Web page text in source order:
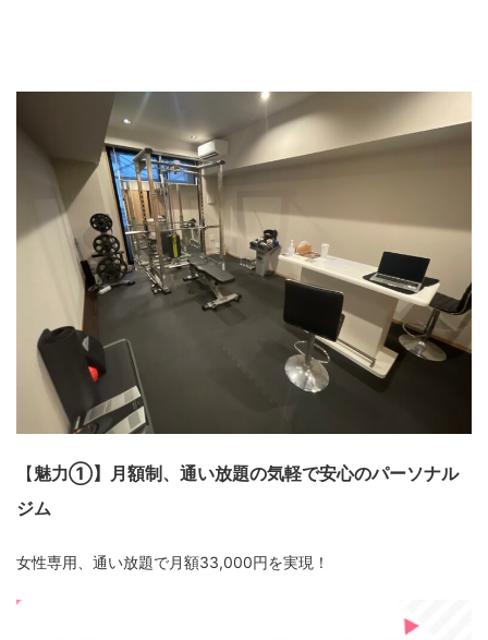
【魅力①】月額制、通い放題の気軽で安心のパーソナル
ジム
女性専用、通い放題で月額33,000円を実現！